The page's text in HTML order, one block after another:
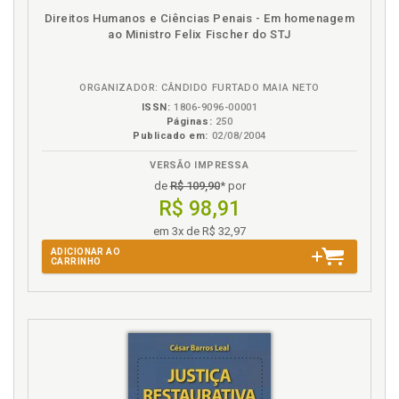
imprópria, p. 19
Omissão na comunicação de operações suspeitas, p.
de registros, p. 95
Omissão no crime de lavagem de dinheiro, p. 85
Omissão. A (ir)responsabilidade penal do sujeito
obrigado por omissão, p. 92
Omissão. Conceito de omissão na doutrina nacional
atual, p. 28
Omissão. Conceito de omissão nas teorias sociais e
Omissão. Conceito de omissão no causalismo,
neokantismo e finalismo, p. 22
Omissão. Evolução do conceito de omissão, p. 22
Omitente. Responsabilização administrativa do
Direitos Humanos e Ciências Penais - Em homenagem
ao Ministro Felix Fischer do STJ
ORGANIZADOR: CÂNDIDO FURTADO MAIA NETO
ISSN: 1806-9096-00001
Páginas: 250
Publicado em: 02/08/2004
VERSÃO IMPRESSA
deR$ 109,90* por
R$ 98,91
em 3x de R$ 32,97
ADICIONAR AO
CARRINHO